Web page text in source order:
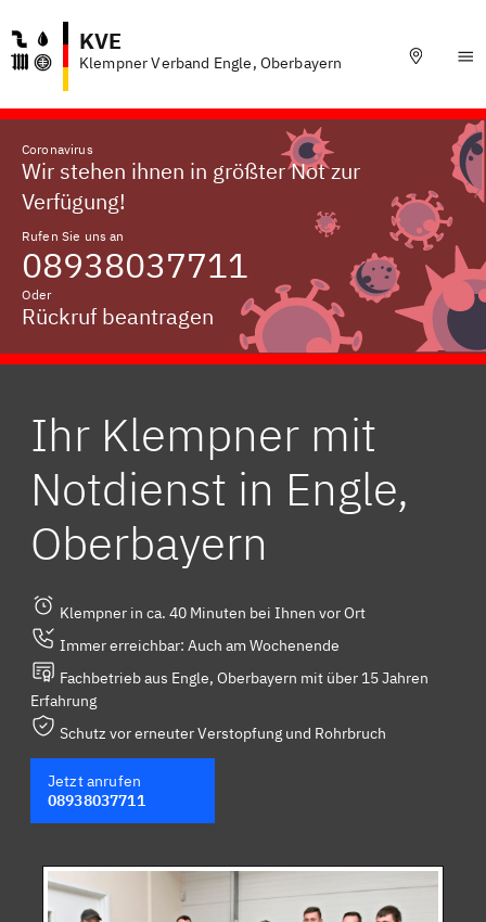
KVE
Klempner Verband Engle, Oberbayern
Coronavirus
Wir stehen ihnen in größter Not zur
Verfügung!
Rufen Sie uns an
08938037711
Oder
Rückruf beantragen
Ihr Klempner mit
Notdienst in Engle,
Oberbayern
Klempner in ca. 40 Minuten bei Ihnen vor Ort
Immer erreichbar: Auch am Wochenende
Fachbetrieb aus Engle, Oberbayern mit über 15 Jahren
Erfahrung
Schutz vor erneuter Verstopfung und Rohrbruch
Jetzt anrufen
08938037711